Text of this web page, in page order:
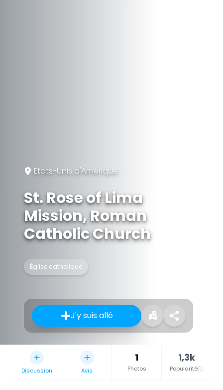
États-Unis d'Amérique
St. Rose of Lima
Mission, Roman
Catholic Church
Église catholique
J'y suis allé
Discussion Avis
1
Photos
1,3k
Popularité